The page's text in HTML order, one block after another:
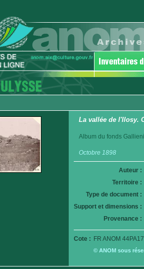
La vallée de l'Ilosy.
Album du fonds
Octobre 1898
Auteur :
Territoire :
Type de document :
Support et dimensions :
Provenance :
Cote : FR ANOM
© ANOM sous